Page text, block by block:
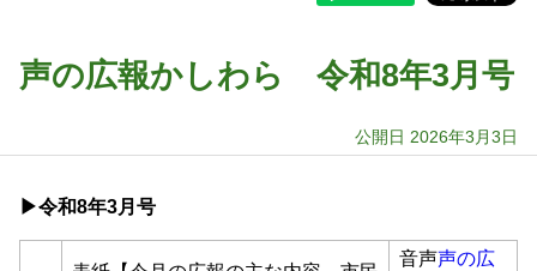
声の広報かしわら 令和8年3月号
公開日 2026年3月3日
▶令和8年3月号
音声声の広